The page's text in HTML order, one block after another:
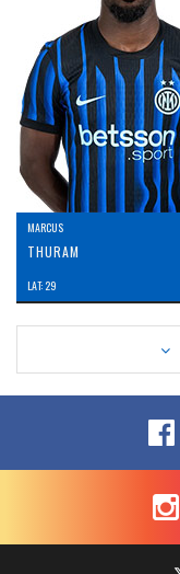
MARCUS
THURAM
LAT: 29